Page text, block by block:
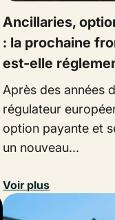
Ancillaries,
: la prochaine
est-elle
Après des années
régulateur
option payante et
un nouveau...
Voir plus